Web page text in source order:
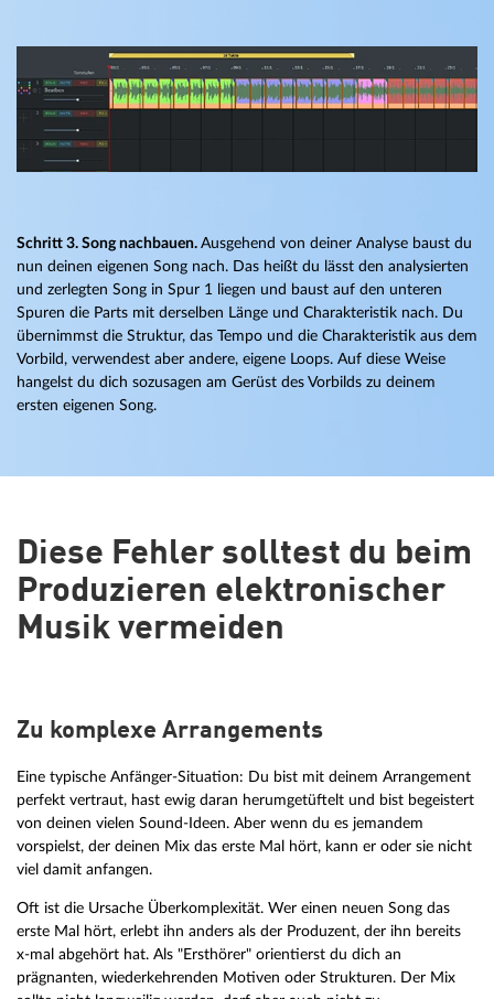
Schritt 3. Song nachbauen. Ausgehend von deiner Analyse baust du
nun deinen eigenen Song nach. Das heißt du lässt den analysierten
und zerlegten Song in Spur 1 liegen und baust auf den unteren
Spuren die Parts mit derselben Länge und Charakteristik nach. Du
übernimmst die Struktur, das Tempo und die Charakteristik aus dem
Vorbild, verwendest aber andere, eigene Loops. Auf diese Weise
hangelst du dich sozusagen am Gerüst des Vorbilds zu deinem
ersten eigenen Song.
Diese Fehler solltest du beim
Produzieren elektronischer
Musik vermeiden
Zu komplexe Arrangements
Eine typische Anfänger-Situation: Du bist mit deinem Arrangement
perfekt vertraut, hast ewig daran herumgetüftelt und bist begeistert
von deinen vielen Sound-Ideen. Aber wenn du es jemandem
vorspielst, der deinen Mix das erste Mal hört, kann er oder sie nicht
viel damit anfangen.
Oft ist die Ursache Überkomplexität. Wer einen neuen Song das
erste Mal hört, erlebt ihn anders als der Produzent, der ihn bereits
x-mal abgehört hat. Als "Ersthörer" orientierst du dich an
prägnanten, wiederkehrenden Motiven oder Strukturen. Der Mix